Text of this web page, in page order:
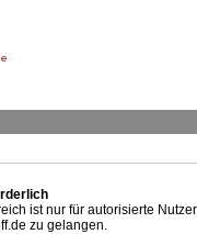
ist nur für autorisierte
zu gelangen.